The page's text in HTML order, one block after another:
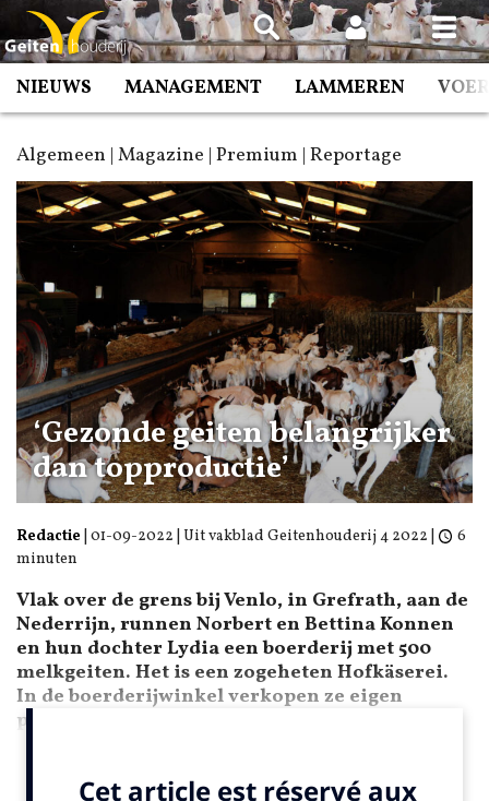
Spring
naar
inhoud
NIEUWS MANAGEMENT LAMMEREN
Algemeen | Magazine | Premium | Reportage
‘Gezonde geiten belangrijker
dan topproductie’
Redactie 01-09-2022 | Uit vakblad Geitenhouderij 4 2022 |
6
minuten
Vlak over de grens bij Venlo, in Grefrath, aan de
Nederrijn, runnen Norbert en Bettina Konnen
en hun dochter Lydia een boerderij met 500
melkgeiten. Het is een zogeheten Hofkäserei.
In de boerderij­winkel verkopen ze eigen
producten.